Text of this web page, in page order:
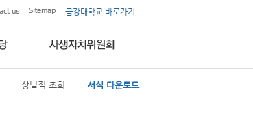
금강대학교 바로가기
상벌점 조회 서식 다운로드